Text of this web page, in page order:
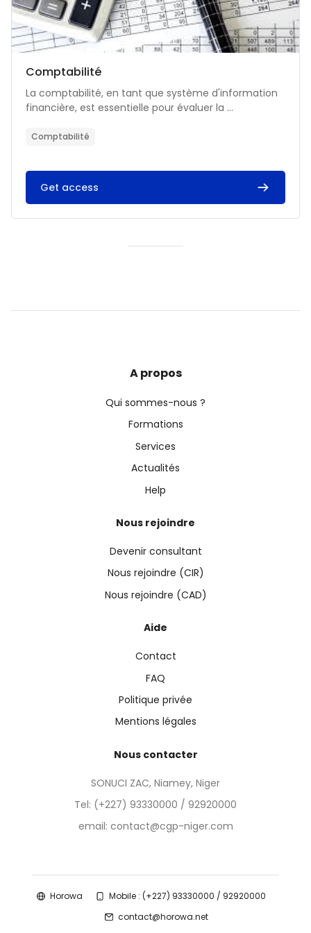
Catégorie de cours
Nom du cours
Comptabilité
Résumé du cours :
La comptabilité, en tant que système d'information
financière, est essentielle pour évaluer la ...
Comptabilité
Get access
A propos
Qui sommes-nous ?
Formations
Services
Actualités
Help
Nous rejoindre
Devenir consultant
Nous rejoindre (CIR)
Nous rejoindre (CAD)
Aide
Contact
FAQ
Politique privée
Mentions légales
Nous contacter
SONUCI ZAC, Niamey, Niger
Tel: (+227) 93330000 / 92920000
email: contact@cgp-niger.com
Horowa
Mobile : (+227) 93330000 / 92920000
contact@horowa.net